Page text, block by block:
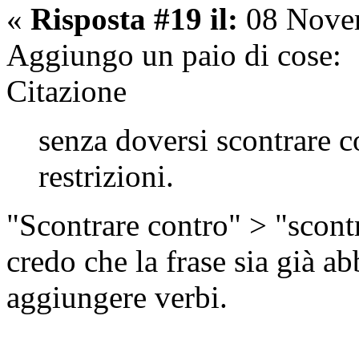
« Risposta #19 il: 08
Aggiungo un paio di cose:
Citazione
senza doversi scontrare
restrizioni.
"Scontrare contro" >
credo che la frase sia già
aggiungere verbi.